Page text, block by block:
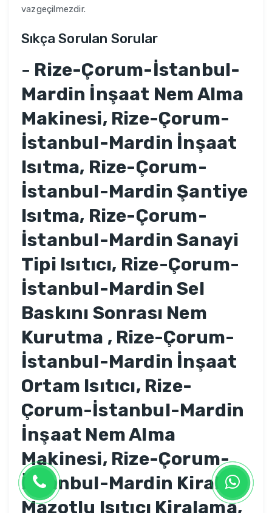
vazgeçilmezdir.
Sıkça Sorulan Sorular
- Rize-Çorum-İstanbul-
Mardin İnşaat Nem Alma
Makinesi, Rize-Çorum-
İstanbul-Mardin İnşaat
Isıtma, Rize-Çorum-
İstanbul-Mardin Şantiye
Isıtma, Rize-Çorum-
İstanbul-Mardin Sanayi
Tipi Isıtıcı, Rize-Çorum-
İstanbul-Mardin Sel
Baskını Sonrası Nem
Kurutma , Rize-Çorum-
İstanbul-Mardin İnşaat
Ortam Isıtıcı, Rize-
Çorum-İstanbul-Mardin
İnşaat Nem Alma
Makinesi, Rize-Çorum-
İstanbul-Mardin Kiralık
Mazotlu Isıtıcı Kiralama,